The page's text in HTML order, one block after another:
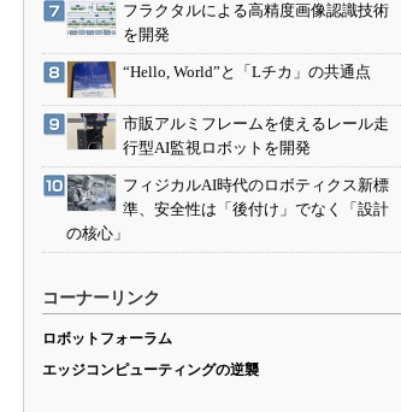
フラクタルによる高精度画像認識技術
を開発
“Hello, World”と「Lチカ」の共通点
市販アルミフレームを使えるレール走
行型AI監視ロボットを開発
フィジカルAI時代のロボティクス新標
準、安全性は「後付け」でなく「設計
の核心」
コーナーリンク
ロボットフォーラム
エッジコンピューティングの逆襲